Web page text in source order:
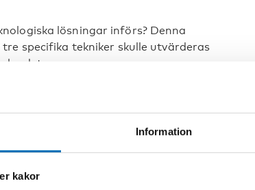
Information
kakor
lösningar införs? Denna
specifika tekniker skulle utvärderas
landet.
på danska
i ”Välfärdsteknologi inom
med matarroboten för yngre
ringde folk och var upprörda: ”Hur
själv kan äta utan hjälp kan man inte